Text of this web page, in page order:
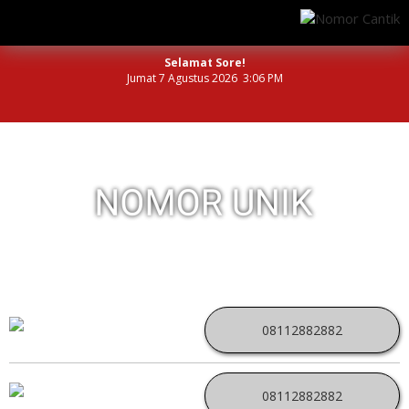
Selamat Sore!
Jumat 7 Agustus 2026 3:06 PM
08112882882
08112882882